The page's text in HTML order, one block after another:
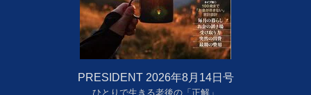
PRESIDENT 2026年8月14日号
ひとりで生きる老後の「正解」